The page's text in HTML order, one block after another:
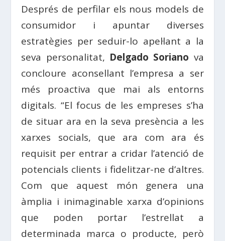
Després de perfilar els nous models de
consumidor i apuntar diverses
estratègies per seduir-lo apel·lant a la
seva personalitat, Delgado Soriano va
concloure aconsellant l’empresa a ser
més proactiva que mai als entorns
digitals. “El focus de les empreses s’ha
de situar ara en la seva presència a les
xarxes socials, que ara com ara és
requisit per entrar a cridar l’atenció de
potencials clients i fidelitzar-ne d’altres.
Com que aquest món genera una
àmplia i inimaginable xarxa d’opinions
que poden portar l’estrellat a
determinada marca o producte, però